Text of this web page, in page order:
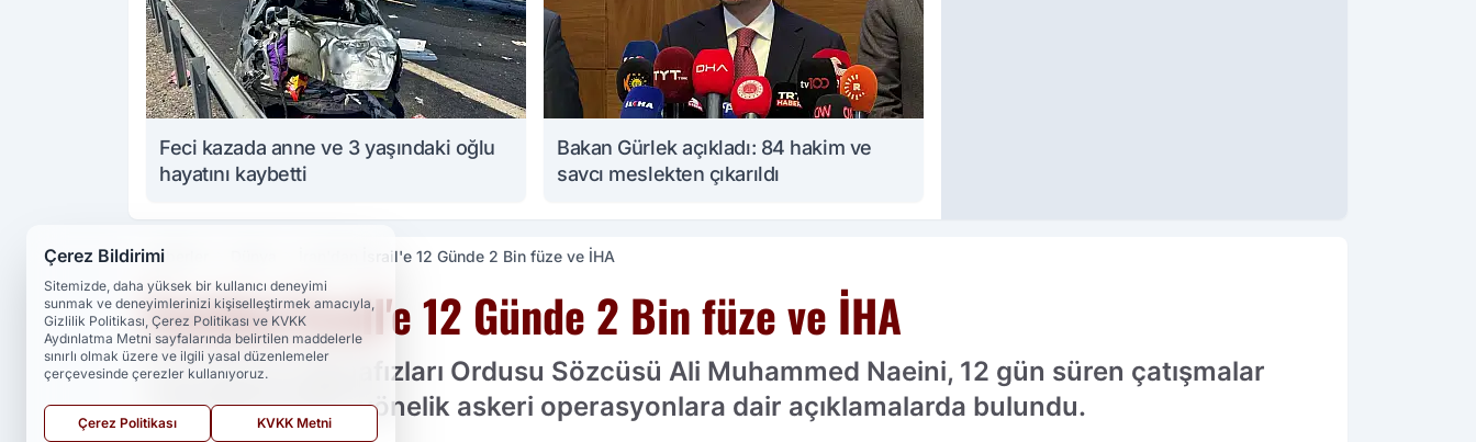
Feci kazada anne ve 3 yaşındaki oğlu
hayatını kaybetti
Bakan Gürlek açıkladı: 84 hakim ve
savcı meslekten çıkarıldı
Haberler İran'dan İsrail'e 12 Günde 2 Bin füze ve İHA
İran'dan İsrail'e 12 Günde 2 Bin füze ve İHA
İran Devrim Muhafızları Ordusu Sözcüsü Ali Muhammed Naeini, 12 gün süren çatışmalar
sırasında İsrail'e yönelik askeri operasyonlara dair açıklamalarda bulundu.
Çerez Bildirimi
Sitemizde, daha yüksek bir kullanıcı deneyimi
sunmak ve deneyimlerinizi kişiselleştirmek amacıyla,
Gizlilik Politikası, Çerez Politikası ve KVKK
Aydınlatma Metni sayfalarında belirtilen maddelerle
sınırlı olmak üzere ve ilgili yasal düzenlemeler
çerçevesinde çerezler kullanıyoruz.
Çerez Politikası KVKK Metni